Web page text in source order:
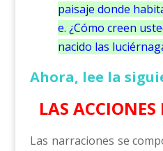
paisaje donde
e. ¿Cómo creen
nacido las
Ahora, lee la
LAS
Las narraciones se